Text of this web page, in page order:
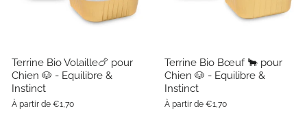
Terrine Bio Volaille🍗 pour
Chien 🐶 - Equilibre &
Instinct
À partir de €1,70
Terrine Bio Bœuf 🐂 pour
Chien 🐶 - Equilibre &
Instinct
À partir de €1,70